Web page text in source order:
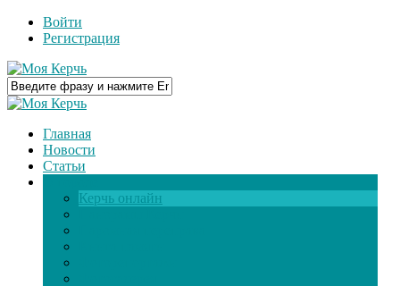
Войти
Регистрация
Главная
Новости
Статьи
Керчь онлайн